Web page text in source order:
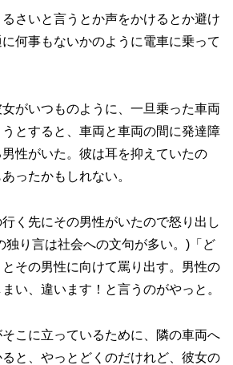
さいと言うとか声をかけるとか避け
何事もないかのように電車に乗って
がいつものように、一旦乗った車両
とすると、車両と車両の間に発達障
性がいた。彼は耳を抑えていたの
ったかもしれない。
く先にその男性がいたので怒り出し
独り言は社会への文句が多い。)「ど
その男性に向けて罵り出す。男性の
い、違います！と言うのがやっと。
こに立っているために、隣の車両へ
と、やっとどくのだけれど、彼女の